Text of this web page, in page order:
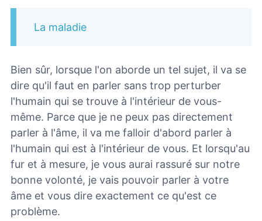
La maladie
Bien sûr, lorsque l'on aborde un tel sujet, il va se
dire qu'il faut en parler sans trop perturber
l'humain qui se trouve à l'intérieur de vous-
même. Parce que je ne peux pas directement
parler à l'âme, il va me falloir d'abord parler à
l'humain qui est à l'intérieur de vous. Et lorsqu'au
fur et à mesure, je vous aurai rassuré sur notre
bonne volonté, je vais pouvoir parler à votre
âme et vous dire exactement ce qu'est ce
problème.